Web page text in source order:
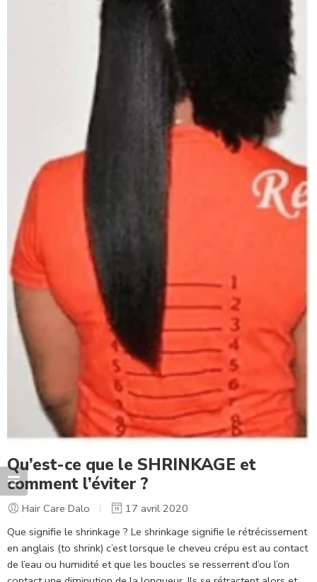
Qu’est-ce que le SHRINKAGE et
comment l’éviter ?
Hair Care Dalo 17 avril 2020